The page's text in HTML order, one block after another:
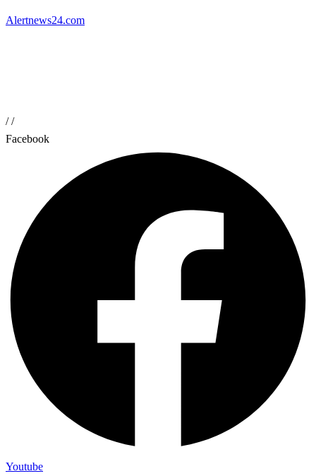
Alertnews24.com
//
Facebook
Youtube